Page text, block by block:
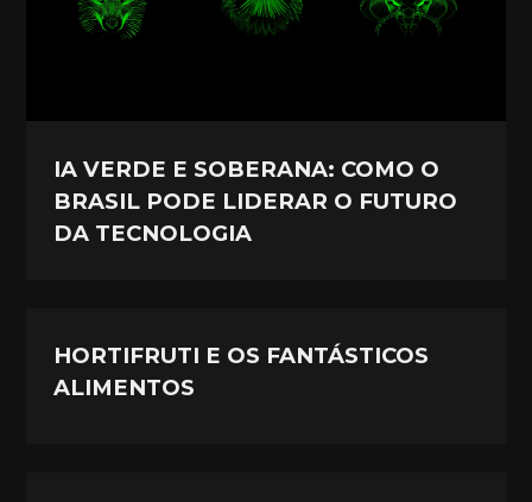
IA VERDE E SOBERANA: COMO O
BRASIL PODE LIDERAR O FUTURO
DA TECNOLOGIA
HORTIFRUTI E OS FANTÁSTICOS
ALIMENTOS